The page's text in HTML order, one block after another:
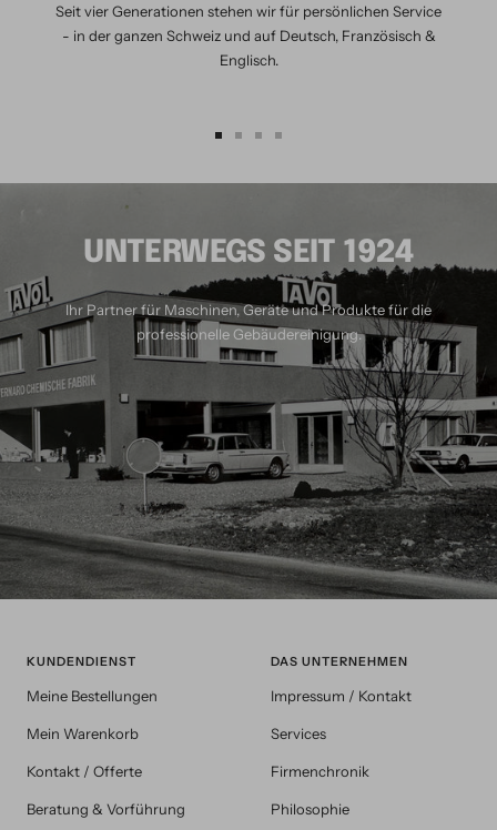
Seit vier Generationen stehen wir für persönlichen Service
- in der ganzen Schweiz und auf Deutsch, Französisch &
Englisch.
UNTERWEGS SEIT 1924
Ihr Partner für Maschinen, Geräte und Produkte für die
professionelle Gebäudereinigung.
KUNDENDIENST
Meine Bestellungen
Mein Warenkorb
Kontakt / Offerte
Beratung & Vorführung
DAS UNTERNEHMEN
Impressum / Kontakt
Services
Firmenchronik
Philosophie